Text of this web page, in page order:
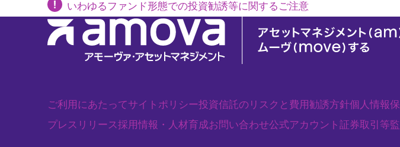
いわゆるファンド形態での投資勧誘等に関するご注意
ご利用にあたってサイトポリシー投資信託のリスクと費用勧誘方針個人情報
プレスリリース採用情報・人材育成お問い合わせ公式アカウント 証券取引等